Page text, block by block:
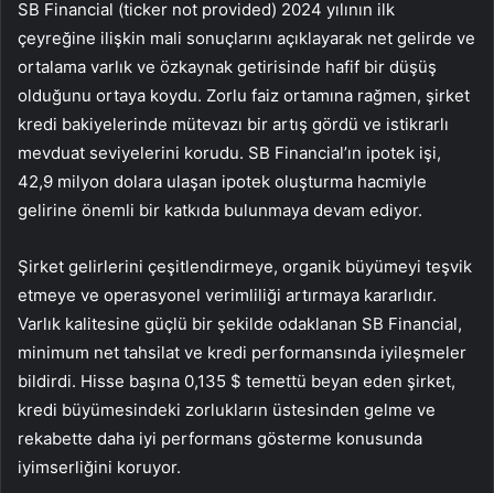
SB Financial (ticker not provided) 2024 yılının ilk
çeyreğine ilişkin mali sonuçlarını açıklayarak net gelirde ve
ortalama varlık ve özkaynak getirisinde hafif bir düşüş
olduğunu ortaya koydu. Zorlu faiz ortamına rağmen, şirket
kredi bakiyelerinde mütevazı bir artış gördü ve istikrarlı
mevduat seviyelerini korudu. SB Financial’ın ipotek işi,
42,9 milyon dolara ulaşan ipotek oluşturma hacmiyle
gelirine önemli bir katkıda bulunmaya devam ediyor.
Şirket gelirlerini çeşitlendirmeye, organik büyümeyi teşvik
etmeye ve operasyonel verimliliği artırmaya kararlıdır.
Varlık kalitesine güçlü bir şekilde odaklanan SB Financial,
minimum net tahsilat ve kredi performansında iyileşmeler
bildirdi. Hisse başına 0,135 $ temettü beyan eden şirket,
kredi büyümesindeki zorlukların üstesinden gelme ve
rekabette daha iyi performans gösterme konusunda
iyimserliğini koruyor.